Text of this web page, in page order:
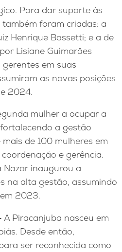
Para dar suporte às
foram criadas: a
Henrique Bassetti; e a de
Lisiane Guimarães
em suas
as novas posições
2024.
mulher a ocupar a
a gestão
de 100 mulheres em
e gerência.
Nazar inaugurou a
na alta gestão, assumindo
2023.
A Piracanjuba nasceu em
Desde então,
ser reconhecida como